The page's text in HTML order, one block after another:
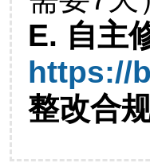
E. 自主
https://
整改合